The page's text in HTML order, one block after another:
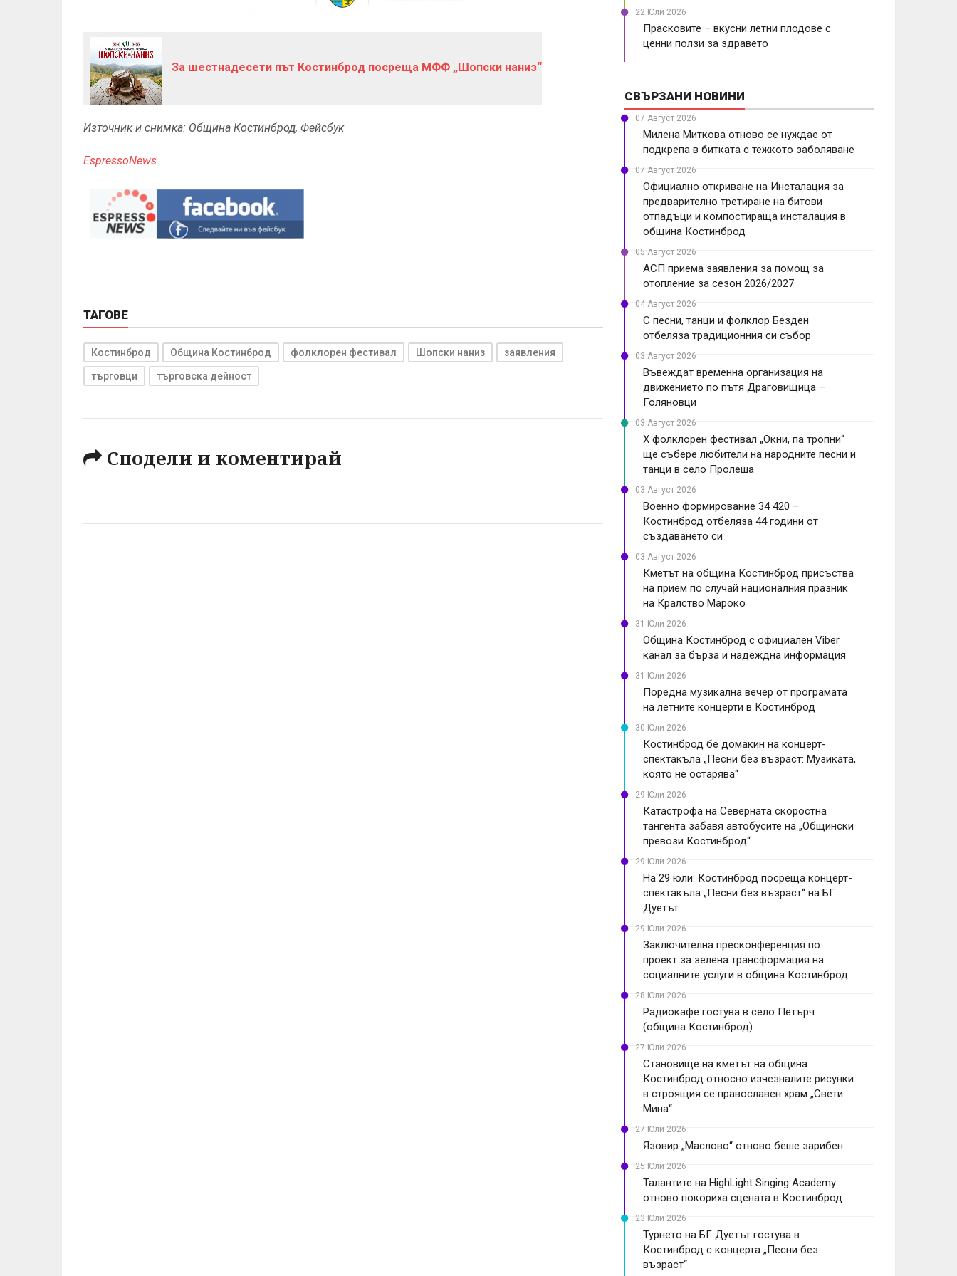
За шестнадесети път Костинброд посреща МФФ „Шопски наниз“
Източник и снимка: Община Костинброд, Фейсбук
EspressoNews
ТАГОВЕ
Костинброд Община Костинброд фолклорен фестивал Шопски наниз заявления
търговци търговска дейност
Сподели и коментирай
22 Юли 2026
Прасковите – вкусни летни плодове с
ценни ползи за здравето
СВЪРЗАНИ НОВИНИ
07 Август 2026
Милена Миткова отново се нуждае от
подкрепа в битката с тежкото заболяване
07 Август 2026
Официално откриване на Инсталация за
предварително третиране на битови
отпадъци и компостираща инсталация в
община Костинброд
05 Август 2026
АСП приема заявления за помощ за
отопление за сезон 2026/2027
04 Август 2026
С песни, танци и фолклор Безден
отбеляза традиционния си събор
03 Август 2026
Въвеждат временна организация на
движението по пътя Драговищица –
Голяновци
03 Август 2026
X фолклорен фестивал „Окни, па тропни“
ще събере любители на народните песни и
танци в село Пролеша
03 Август 2026
Военно формирование 34 420 –
Костинброд отбеляза 44 години от
създаването си
03 Август 2026
Кметът на община Костинброд присъства
на прием по случай националния празник
на Кралство Мароко
31 Юли 2026
Община Костинброд с официален Viber
канал за бърза и надеждна информация
31 Юли 2026
Поредна музикална вечер от програмата
на летните концерти в Костинброд
30 Юли 2026
Костинброд бе домакин на концерт-
спектакъла „Песни без възраст: Музиката,
която не остарява“
29 Юли 2026
Катастрофа на Северната скоростна
тангента забавя автобусите на „Общински
превози Костинброд“
29 Юли 2026
На 29 юли: Костинброд посреща концерт-
спектакъла „Песни без възраст“ на БГ
Дуетът
29 Юли 2026
Заключителна пресконференция по
проект за зелена трансформация на
социалните услуги в община Костинброд
28 Юли 2026
Радиокафе гостува в село Петърч
(община Костинброд)
27 Юли 2026
Становище на кметът на община
Костинброд относно изчезналите рисунки
в строящия се православен храм „Свети
Мина“
27 Юли 2026
Язовир „Маслово“ отново беше зарибен
25 Юли 2026
Талантите на HighLight Singing Academy
отново покориха сцената в Костинброд
23 Юли 2026
Турнето на БГ Дуетът гостува в
Костинброд с концерта „Песни без
възраст“